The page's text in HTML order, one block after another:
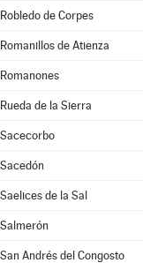
Robledo de Corpes
Romanillos de Atienza
Romanones
Rueda de la Sierra
Sacecorbo
Sacedón
Saelices de la Sal
Salmerón
San Andrés del Congosto